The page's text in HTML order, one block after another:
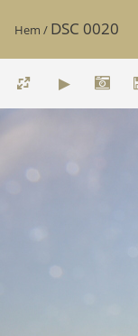
Hem / DSC 0020